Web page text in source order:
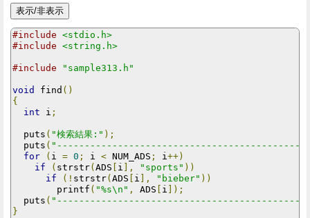
#include <stdio.h>
#include <string.h>
#include "sample313.h"
void find ()
{
int i ;
  puts
( "検索結果:" );
  puts
(
for
( i = 0 ; i < NUM_ADS ; i++)
if
( strstr( ADS i ], "sports" ))
if
(! strstr( ADS i ], "bieber" ))
        printf
( "%s\n" , ADS i ]);
  puts
(
}